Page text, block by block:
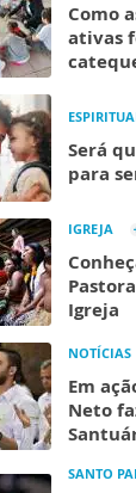
Como
ativas
Será
para
IGREJA
Igreja
NOTÍCIAS
Em
Neto
SANTO